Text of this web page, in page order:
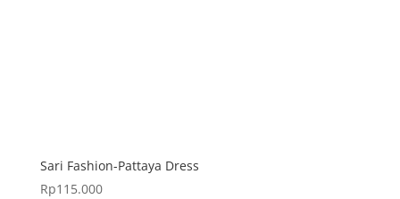
Sari Fashion-Pattaya Dress
Rp115.000